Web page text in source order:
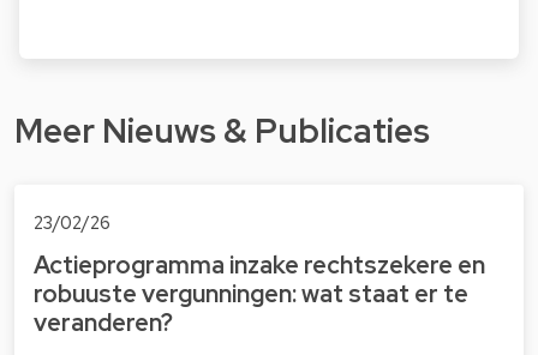
Meer Nieuws & Publicaties
23/02/26
Actieprogramma inzake rechtszekere en
robuuste vergunningen: wat staat er te
veranderen?